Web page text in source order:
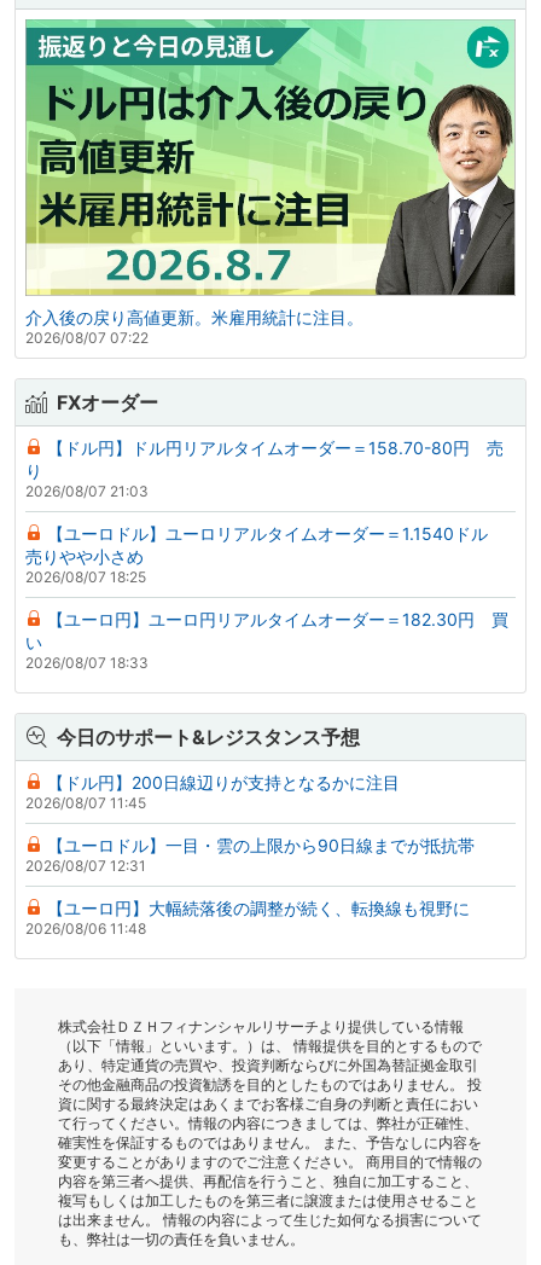
介入後の戻り高値更新。米雇用統計に注目。
2026/08/07 07:22
FXオーダー
【ドル円】ドル円リアルタイムオーダー＝158.70-80円 売
り
2026/08/07 21:03
【ユーロドル】ユーロリアルタイムオーダー＝1.1540ドル
売りやや小さめ
2026/08/07 18:25
【ユーロ円】ユーロ円リアルタイムオーダー＝182.30円 買
い
2026/08/07 18:33
今日のサポート&レジスタンス予想
【ドル円】200日線辺りが支持となるかに注目
2026/08/07 11:45
【ユーロドル】一目・雲の上限から90日線までが抵抗帯
2026/08/07 12:31
【ユーロ円】大幅続落後の調整が続く、転換線も視野に
2026/08/06 11:48
株式会社ＤＺＨフィナンシャルリサーチより提供している情報
（以下「情報」といいます。）は、 情報提供を目的とするもので
あり、特定通貨の売買や、投資判断ならびに外国為替証拠金取引
その他金融商品の投資勧誘を目的としたものではありません。 投
資に関する最終決定はあくまでお客様ご自身の判断と責任におい
て行ってください。情報の内容につきましては、弊社が正確性、
確実性を保証するものではありません。 また、予告なしに内容を
変更することがありますのでご注意ください。 商用目的で情報の
内容を第三者へ提供、再配信を行うこと、独自に加工すること、
複写もしくは加工したものを第三者に譲渡または使用させること
は出来ません。 情報の内容によって生じた如何なる損害について
も、弊社は一切の責任を負いません。